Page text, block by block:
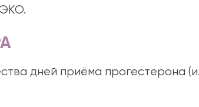
дней приёма прогестерона